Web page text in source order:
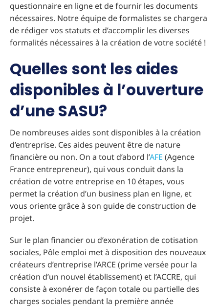
questionnaire en ligne et de fournir les documents
nécessaires. Notre équipe de formalistes se chargera
de rédiger vos statuts et d’accomplir les diverses
formalités nécessaires à la création de votre société !
Quelles sont les aides
disponibles à l’ouverture
d’une SASU?
De nombreuses aides sont disponibles à la création
d’entreprise. Ces aides peuvent être de nature
financière ou non. On a tout d’abord l’AFE (Agence
France entrepreneur), qui vous conduit dans la
création de votre entreprise en 10 étapes, vous
permet la création d’un business plan en ligne, et
vous oriente grâce à son guide de construction de
projet.
Sur le plan financier ou d’exonération de cotisation
sociales, Pôle emploi met à disposition des nouveaux
créateurs d’entreprise l’ARCE (prime versée pour la
création d’un nouvel établissement) et l’ACCRE, qui
consiste à exonérer de façon totale ou partielle des
charges sociales pendant la première année